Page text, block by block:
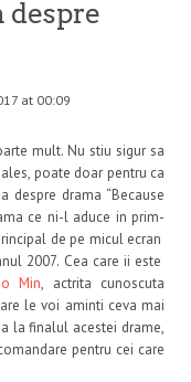
despre
at 00:09
mult. Nu stiu sigur sa
poate doar pentru ca
despre drama “Because
ce ni-l aduce in prim-
de pe micul ecran
2007. Cea care ii este
Min, actrita cunoscuta
le voi aminti ceva mai
la finalul acestei drame,
pentru cei care